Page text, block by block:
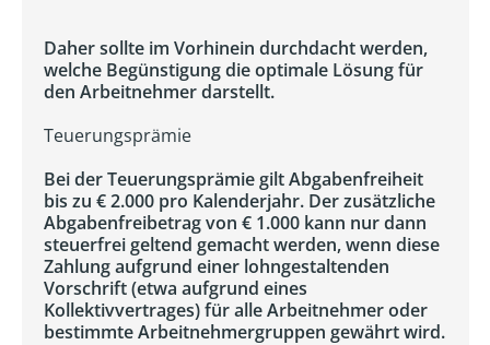
Daher sollte im Vorhinein durchdacht werden,
welche Begünstigung die optimale Lösung für
den Arbeitnehmer darstellt.
Teuerungsprämie
Bei der Teuerungsprämie gilt Abgabenfreiheit
bis zu € 2.000 pro Kalenderjahr. Der zusätzliche
Abgabenfreibetrag von € 1.000 kann nur dann
steuerfrei geltend gemacht werden, wenn diese
Zahlung aufgrund einer lohngestaltenden
Vorschrift (etwa aufgrund eines
Kollektivvertrages) für alle Arbeitnehmer oder
bestimmte Arbeitnehmergruppen gewährt wird.